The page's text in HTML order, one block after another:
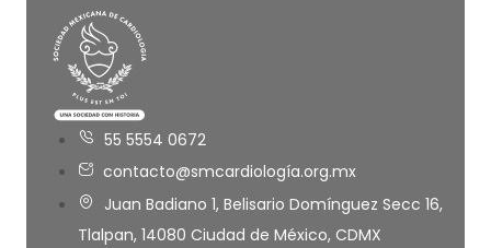
55 5554 0672
contacto@smcardiología.org.mx
Juan Badiano 1, Belisario Domínguez Secc 16,
Tlalpan, 14080 Ciudad de México, CDMX